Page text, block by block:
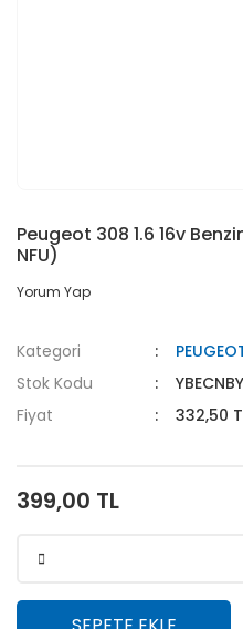
Peugeot 308 1.6 16v
NFU)
Yorum Yap
Kategori
Stok Kodu
Fiyat
332,50
399,00 TL